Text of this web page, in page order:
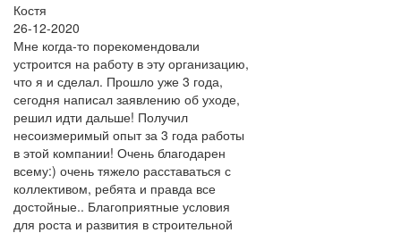
Костя
26-12-2020
Мне когда-то порекомендовали
устроится на работу в эту организацию,
что я и сделал. Прошло уже 3 года,
сегодня написал заявлению об уходе,
решил идти дальше! Получил
несоизмеримый опыт за 3 года работы
в этой компании! Очень благодарен
всему:) очень тяжело расставаться с
коллективом, ребята и правда все
достойные.. Благоприятные условия
для роста и развития в строительной